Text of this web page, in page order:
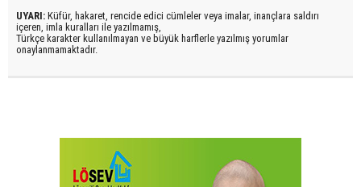
UYARI: Küfür, hakaret, rencide edici cümleler veya imalar, inançlara saldırı
içeren, imla kuralları ile yazılmamış,
Türkçe karakter kullanılmayan ve büyük harflerle yazılmış yorumlar
onaylanmamaktadır.